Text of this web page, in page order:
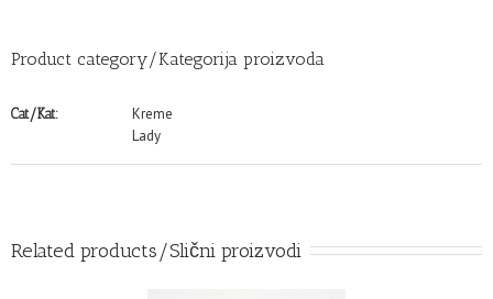
Product category/Kategorija proizvoda
Cat/Kat:
Kreme
Lady
Related products/Slični proizvodi